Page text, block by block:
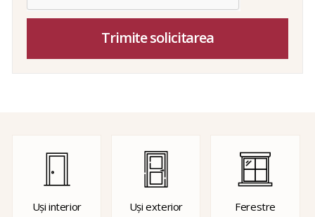
Trimite solicitarea
Uși interior Uși exterior Ferestre